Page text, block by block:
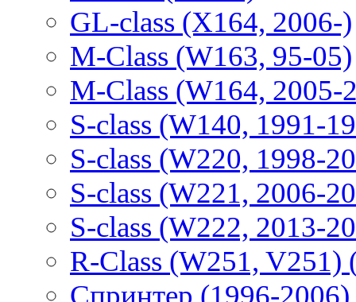
GL-class (X164, 2006-)
M-Class (W163, 95-05)
M-Class (W164, 2005-
S-class (W140, 1991-
S-class (W220, 1998-
S-class (W221, 2006-
S-class (W222, 2013-
R-Class (W251, V251)